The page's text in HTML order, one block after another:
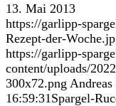
13. Mai 2013
https://garlipp-
Rezept-der-
https://garlipp-
content/uploads/
300x72.png
16:59:31 Spargel-